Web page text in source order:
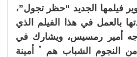
فيلمها الجديد “حظر تجول”،
بالعمل في هذا الفيلم الذي
أمير رمسيس، ويشارك في
النجوم الشباب هم
”
أمينة